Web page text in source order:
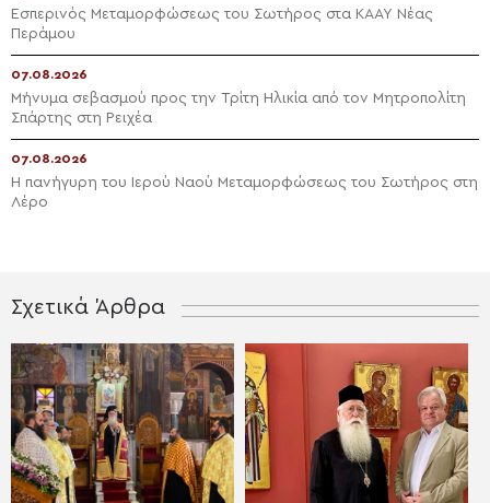
Εσπερινός Μεταμορφώσεως του Σωτήρος στα ΚΑΑΥ Νέας
Περάμου
07.08.2026
Μήνυμα σεβασμού προς την Τρίτη Ηλικία από τον Μητροπολίτη
Σπάρτης στη Ρειχέα
07.08.2026
Η πανήγυρη του Ιερού Ναού Μεταμορφώσεως του Σωτήρος στη
Λέρο
Σχετικά Άρθρα